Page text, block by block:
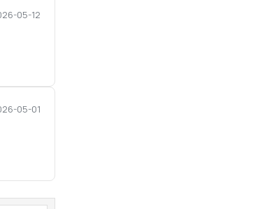
05-12
05-01